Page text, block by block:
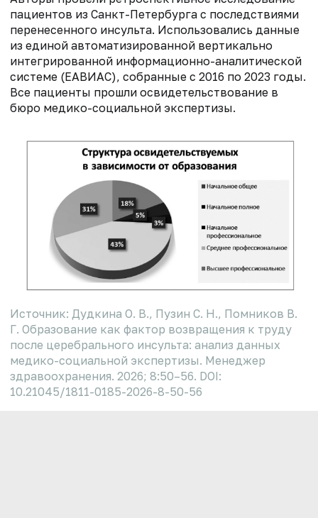
пациентов из Санкт-Петербурга с последствиями
перенесенного инсульта. Использовались данные
из единой автоматизированной вертикально
интегрированной информационно-аналитической
системе (ЕАВИАС), собранные с 2016 по 2023 годы.
Все пациенты прошли освидетельствование в
бюро медико-социальной экспертизы.
Источник: Дудкина О. В., Пузин С. Н., Помников В.
Г. Образование как фактор возвращения к труду
после церебрального инсульта: анализ данных
медико-социальной экспертизы. Менеджер
здравоохранения. 2026; 8:50–56. DOI:
10.21045/1811-0185-2026-8-50-56